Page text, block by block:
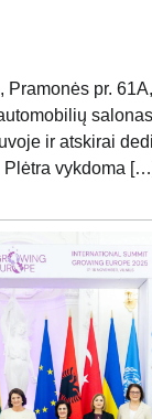
Pramonės pr.
ir atskirai
Plėtra vykdoma